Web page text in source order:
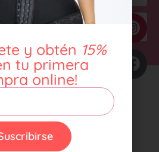
y obtén 15%
tu primera
online!